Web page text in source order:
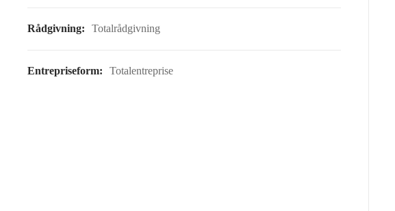
Rådgivning: Totalrådgivning
Entrepriseform: Totalentreprise